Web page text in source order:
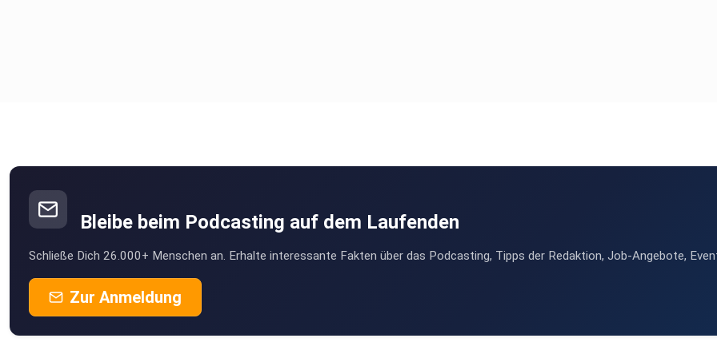
Mehr über das ZEGG erfährst du
hier:www.zegg.dehttps://www.instagram.com/zegg.gemeinschafthttps://www.facebook.com/zegg.gemeinschaft
Bleibe beim Podcasting auf dem Laufenden
Schließe Dich 26.000+ Menschen an. Erhalte interessante Fakten über das Podcasting, Tipps der Redaktion, Job-Angebote,
Zur Anmeldung